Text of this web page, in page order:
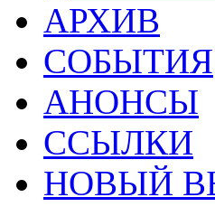
АРХИВ
СОБЫТИЯ
АНОНСЫ
ССЫЛКИ
НОВЫЙ